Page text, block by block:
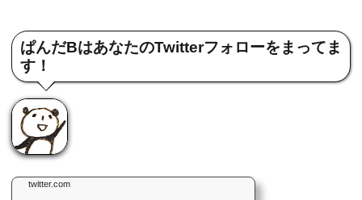
ぱんだBはあなたのTwitterフォローをまってま
す！
twitter.com